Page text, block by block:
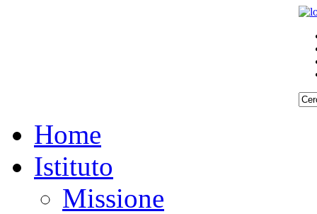
Home
Istituto
Missione